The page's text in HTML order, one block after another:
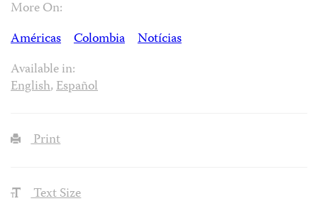
More On:
Américas
Colombia
Notícias
Available in:
English,Español
Print
Text Size